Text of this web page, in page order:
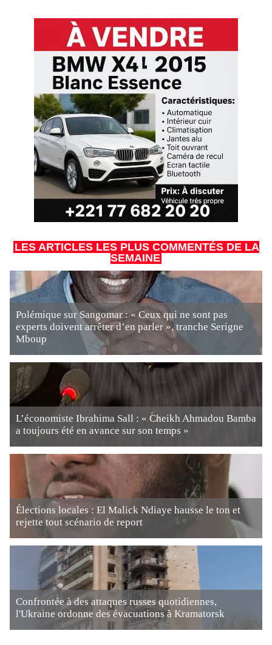
LES ARTICLES LES PLUS COMMENTÉS DE LA
SEMAINE
Polémique sur Sangomar : « Ceux qui ne sont pas
experts doivent arrêter d’en parler », tranche Serigne
Mboup
L’économiste Ibrahima Sall : « Cheikh Ahmadou Bamba
a toujours été en avance sur son temps »
Élections locales : El Malick Ndiaye hausse le ton et
rejette tout scénario de report
Confrontée à des attaques russes quotidiennes,
l'Ukraine ordonne des évacuations à Kramatorsk